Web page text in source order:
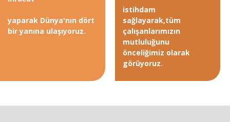
yaparak Dünya'nın dört
bir yanına ulaşıyoruz.
istihdam
sağlayarak,tüm
çalışanlarımızın
mutluluğunu
önceliğimiz olarak
görüyoruz.